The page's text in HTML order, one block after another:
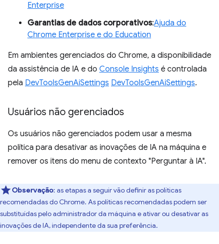
Enterprise
Garantias de dados corporativos:Ajuda do
Chrome Enterprise e do Education
Em ambientes gerenciados do Chrome, a disponibilidade
da assistência de IA e do Console Insights é controlada
pela DevToolsGenAiSettings DevToolsGenAiSettings.
Usuários não gerenciados
Os usuários não gerenciados podem usar a mesma
política para desativar as inovações de IA na máquina e
remover os itens do menu de contexto "Perguntar à IA".
Observação: as etapas a seguir vão definir as políticas
recomendadas do Chrome. As políticas recomendadas podem ser
substituídas pelo administrador da máquina e ativar ou desativar as
inovações de IA, independente da sua preferência.